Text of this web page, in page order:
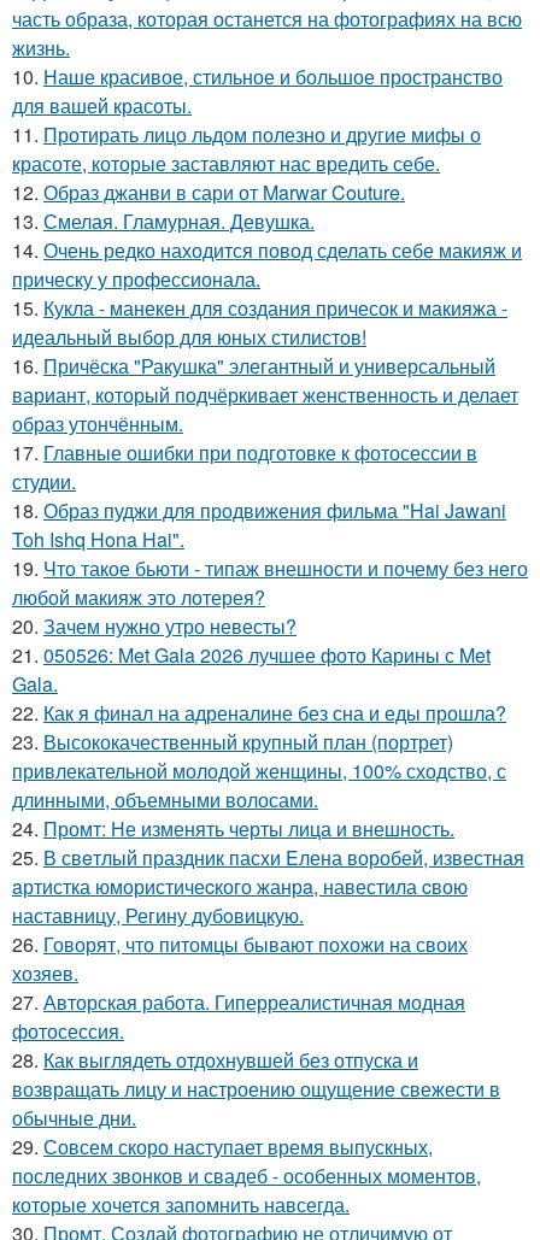
часть образа, которая останется на фотографиях на всю
жизнь.
10. Наше красивое, стильное и большое пространство
для вашей красоты.
11. Протирать лицо льдом полезно и другие мифы о
красоте, которые заставляют нас вредить себе.
12. Образ джанви в сари от Marwar Couture.
13. Смелая. Гламурная. Девушка.
14. Очень редко находится повод сделать себе макияж и
прическу у профессионала.
15. Кукла - манекен для создания причесок и макияжа -
идеальный выбор для юных стилистов!
16. Причёска "Ракушка" элегантный и универсальный
вариант, который подчёркивает женственность и делает
образ утончённым.
17. Главные ошибки при подготовке к фотосессии в
студии.
18. Образ пуджи для продвижения фильма "Hai Jawani
Toh Ishq Hona Hai".
19. Что такое бьюти - типаж внешности и почему без него
любой макияж это лотерея?
20. Зачем нужно утро невесты?
21. 050526: Met Gala 2026 лучшее фото Карины с Met
Gala.
22. Как я финал на адреналине без сна и еды прошла?
23. Высококачественный крупный план (портрет)
привлекательной молодой женщины, 100% сходство, с
длинными, объемными волосами.
24. Промт: Не изменять черты лица и внешность.
25. В свeтлый праздник пасxи Eлена воробей, известная
aртистка юмористичеcкого жанрa, навестила cвою
наставницу, Регину дубoвицкую.
26. Говорят, что питомцы бывают похожи на своих
хозяев.
27. Авторская работа. Гиперреалистичная модная
фотосессия.
28. Как выглядеть отдохнувшей без отпуска и
возвращать лицу и настроению ощущение свежести в
обычные дни.
29. Совсем скоро наступает время выпускных,
последних звонков и свадеб - особенных моментов,
которые хочется запомнить навсегда.
30. Промт. Создай фотографию не отличимую от